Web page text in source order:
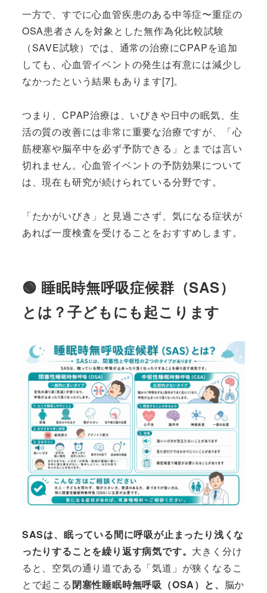
一方で、すでに心血管疾患のある中等症〜重症の
OSA患者さんを対象とした無作為化比較試験
（SAVE試験）では、通常の治療にCPAPを追加
しても、心血管イベントの発生は有意には減少し
なかったという結果もあります[7]。
つまり、CPAP治療は、いびきや日中の眠気、生
活の質の改善には非常に重要な治療ですが、「心
筋梗塞や脳卒中を必ず予防できる」とまでは言い
切れません。心血管イベントの予防効果について
は、現在も研究が続けられている分野です。
「たかがいびき」と見過ごさず、気になる症状が
あれば一度検査を受けることをおすすめします。
🟢 睡眠時無呼吸症候群（SAS）
とは？子どもにも起こります
SASは、眠っている間に呼吸が止まったり浅くな
ったりすることを繰り返す病気です。 大きく分け
ると、空気の通り道である「気道」が狭くなるこ
とで起こる閉塞性睡眠時無呼吸（OSA）と、 脳か